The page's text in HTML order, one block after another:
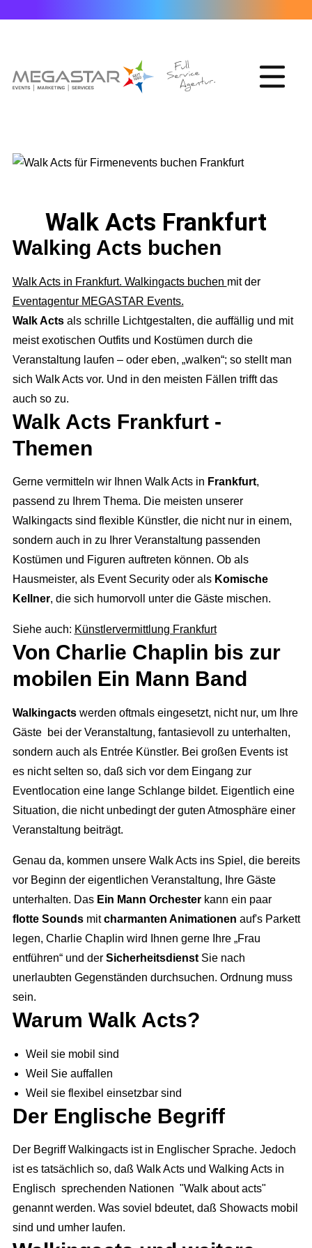
Walk Acts Frankfurt
Walking Acts buchen
Walk Acts in Frankfurt. Walkingacts buchen mit der
Eventagentur MEGASTAR Events.
Walk Actsals schrille Lichtgestalten, die auffällig und mit
meist exotischen Outfits und Kostümen durch die
Veranstaltung laufen – oder eben, „walken“; so stellt man
sich Walk Acts vor. Und in den meisten Fällen trifft das
auch so zu.
Walk Acts Frankfurt -
Themen
Gerne vermitteln wir Ihnen Walk Acts in Frankfurt,
passend zu Ihrem Thema. Die meisten unserer
Walkingacts sind flexible Künstler, die nicht nur in einem,
sondern auch in zu Ihrer Veranstaltung passenden
Kostümen und Figuren auftreten können. Ob als
Hausmeister, als Event Security oder als Komische
Kellner, die sich humorvoll unter die Gäste mischen.
Siehe auch: Künstlervermittlung Frankfurt
Von Charlie Chaplin bis zur
mobilen Ein Mann Band
Walkingactswerden oftmals eingesetzt, nicht nur, um Ihre
Gäste bei der Veranstaltung, fantasievoll zu unterhalten,
sondern auch als Entrée Künstler. Bei großen Events ist
es nicht selten so, daß sich vor dem Eingang zur
Eventlocation eine lange Schlange bildet. Eigentlich eine
Situation, die nicht unbedingt der guten Atmosphäre einer
Veranstaltung beiträgt.
Genau da, kommen unsere Walk Acts ins Spiel, die bereits
vor Beginn der eigentlichen Veranstaltung, Ihre Gäste
unterhalten. Das Ein Mann Orchesterkann ein paar
flotte Soundsmitcharmanten Animationen auf's Parkett
legen, Charlie Chaplin wird Ihnen gerne Ihre „Frau
entführen“ und der SicherheitsdienstSie nach
unerlaubten Gegenständen durchsuchen. Ordnung muss
sein.
Warum Walk Acts?
Weil sie mobil sind
Weil Sie auffallen
Weil sie flexibel einsetzbar sind
Der Englische Begriff
Der Begriff Walkingacts ist in Englischer Sprache. Jedoch
ist es tatsächlich so, daß Walk Acts und Walking Acts in
Englisch sprechenden Nationen "Walk about acts"
genannt werden. Was soviel bdeutet, daß Showacts mobil
sind und umher laufen.